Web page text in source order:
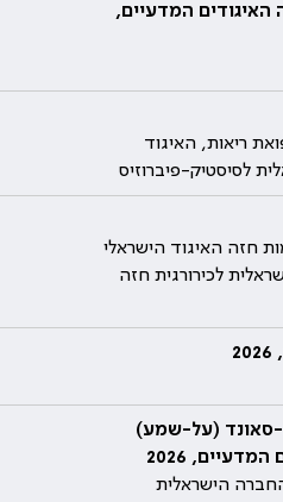
המדעיים,
ריאות, האיגוד
לסיסטיק-פיברוזיס
חזה האיגוד הישראלי
לכירורגית חזה
סאונד (על-שמע)
2026
החברה הישראלית